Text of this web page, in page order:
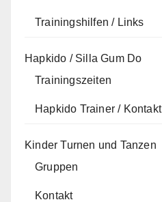
Trainingshilfen / Links
Hapkido / Silla Gum Do
Trainingszeiten
Hapkido Trainer / Kontakt
Kinder Turnen und Tanzen
Gruppen
Kontakt